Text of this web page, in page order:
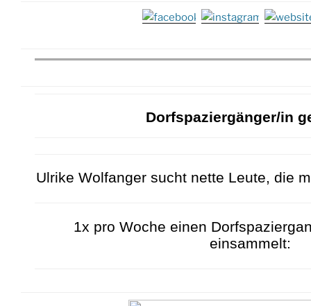
Dorfspaziergänger/in
Ulrike Wolfanger sucht nette Leute, die
1x pro Woche einen
einsammelt: